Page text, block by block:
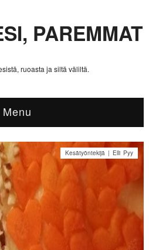
PAREMMAT
ruoasta ja siltä väliltä.
Menu
Kesätyöntekijä | Elli Pyy